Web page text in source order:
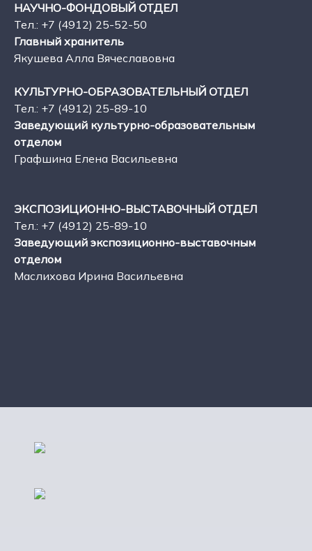
НАУЧНО-ФОНДОВЫЙ ОТДЕЛ
Тел.: +7 (4912) 25-52-50
Главный хранитель
Якушева Алла Вячеславовна
КУЛЬТУРНО-ОБРАЗОВАТЕЛЬНЫЙ ОТДЕЛ
Тел.: +7 (4912) 25-89-10
Заведующий культурно-образовательным
отделом
Графшина Елена Васильевна
ЭКСПОЗИЦИОННО-ВЫСТАВОЧНЫЙ ОТДЕЛ
Тел.: +7 (4912) 25-89-10
Заведующий экспозиционно-выставочным
отделом
Маслихова Ирина Васильевна